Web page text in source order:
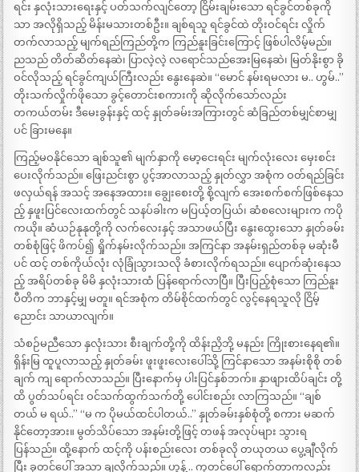
ရင်း နှလုံးသားရေးနှင့် ပတ်သက်လျင်တော့ ငြိမ်းချမ်းသော ရင်ခွင်တစ်ခုကို
သာ အလိုရှိသည့် မိန်းမသားတစ်ဦး။ ချစ်ရသူ ရင်ခွင်ထဲ တိုးဝင်ရင်း လှိုက်
တက်လာသည့် မျက်ရည်ကြည်တို့က ကြည်နူးခြင်းကြောင့် ဖြစ်ပါလိမ့်မည်။
ညသည် တိတ်ဆိတ်နေဆဲ၊ ပြာလဲ့လဲ့ လရောင်သည်အေးမြနေဆဲ၊ မြတ်နိုးစွာ ခို
ဝင်လိုသည့် ရင်ခွင်ကျယ်ကြီးလည်း နွေးနေဆဲ။ “မောင် နမ်းရမလား မ.. ဟွမ်..”
တိုးသက်လှိုက်ဖိုသော ခွင့်တောင်းစကားကို ဆိုလိုက်သော်လည်း
တကယ်တမ်း ဒီမေးခွန်းနှင့် ထင့် နှုတ်ခမ်းအကြားတွင် ဆံခြည်တစ်မျှင်စာမျှ
ပင် ခြားမနေ။
ကြည့်မဝနိုင်သော ချစ်သူ၏ မျက်နှာကို မော့ငေးရင်း မျက်လုံးလေး မှေးစင်း
ပေးလိုက်သည်။ ဖြေးညင်းစွာ ပွင့်အာလာသည့် နှုတ်လွှာ အစုံက ဝတ်ရည်ခြင်း
ဖလှယ်ရန် အသင့် အနေအထား။ ချွေးစေးတို့ စို့လျက် အေးစက်စက်ဖြစ်နေသ
ည့် နှဖူးပြင်လေးထက်တွင် သနပ်ခါးက မပြယ့်တပြယ်၊ ဆံစလေးများက ကပို
ကယို။ ဆံယဉ်နုနုတို့ကို လက်လေးနှင့် အသာဖယ်ပြီး နွေးထွေးသော နှုတ်ခမ်း
တစ်စုံဖြင့် ဖိကပ်၍ ရှိုက်နမ်းလိုက်သည်။ အကြင်နာ အနမ်းရှည်တစ်ခု မဆုံးမီ
ပင် ထင့် တစ်ကိုယ်လုံး လုံခြုံသွားသလို ခံစားလိုက်ရသည်။ ပျောက်ဆုံးနေသ
ည့် အရိပ်တစ်ခု မိမိ နှလုံးသားထံ ပြန်ရောက်လာပြီ။ ပြီးပြည့်စုံသော ကြည်နူး
ပီတိက ဘာနှင့်မျှ မတူ။ ရင်အစုံက တိမ်စိုင်ထက်တွင် လွင့်နေရသူလို ငြိမ့်
ညောင်း သာယာလျက်။
သံစဉ်မညီသော နှလုံးသား စီးချက်တို့ကို ထိန်းညှိဘို့ မနည်း ကြိုးစားနေရ၏။
ရှိန်းမြ ထူပူလာသည့် နှုတ်ခမ်း ဖူးဖူးလေးပေါ်သို့ ကြင်နာသော အနမ်းစိုစို တစ်
ချက် ကျ ရောက်လာသည်။ ပြီးနောက်မှ ပါးပြင်နှစ်ဘက်။ နှာဖျားထိပ်ချင်း တို့
ထိ ပွတ်သပ်ရင်း ဝင်သက်ထွက်သက်တို့ ပေါင်းစည်း လာကြသည်။ “ချစ်
တယ် မ ရယ်..” “မ က ပိုမယ်ထင်ပါတယ်..” နှုတ်ခမ်းနှစ်စုံတို့ စကား မဆက်
နိုင်တော့အား။ မွတ်သိပ်သော အနမ်းတို့ဖြင့် တဖန် အလုပ်များ သွားရ
ပြန်သည်။ ထို့နောက် ထင့်ကို ပန်းစည်းလေး တစ်ခုလို တယုတယ ပွေ့ချီလိုက်
ပြီး ခုတင်ပေါ် အသာ ချလိုက်သည်။ ဟွန့် .. ကုတင်ပေါ် ရောက်တာကလည်း